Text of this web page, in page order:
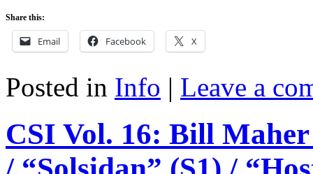
Share this:
Email Facebook X
Posted in Info | Leave a
CSI Vol. 16: Bill